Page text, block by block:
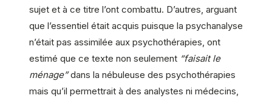
sujet et à ce titre l’ont combattu. D’autres, arguant
que l’essentiel était acquis puisque la psychanalyse
n’était pas assimilée aux psychothérapies, ont
estimé que ce texte non seulement “faisait le
ménage”dans la nébuleuse des psychothérapies
mais qu’il permettrait à des analystes ni médecins,